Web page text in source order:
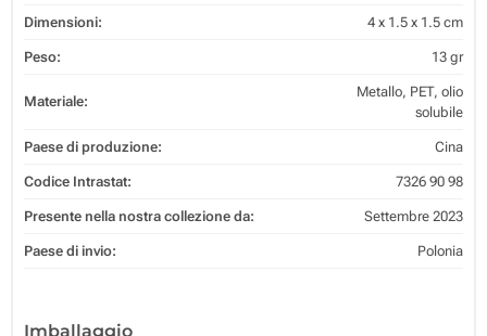
Dimensioni: 4 x 1.5 x 1.5 cm
Peso: 13 gr
Materiale:
Metallo, PET, olio
solubile
Paese di produzione: Cina
Codice Intrastat: 7326 90 98
Presente nella nostra collezione da: Settembre 2023
Paese di invio: Polonia
Imballaggio